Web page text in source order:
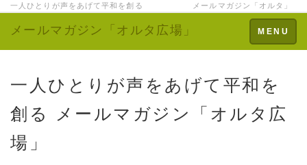
一人ひとりが声をあげて平和を創る メールマガジン「オルタ」
Toggle
navigation
MENU
メールマガジン「オルタ広場」
一人ひとりが声をあげて平和を
創る メールマガジン「オルタ広
場」